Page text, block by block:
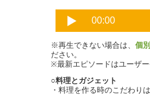
※再生できない場合は、 個
ださい。
※最新エピソードはユーザ
○料理とガジェット
・料理を作る時のこだわり